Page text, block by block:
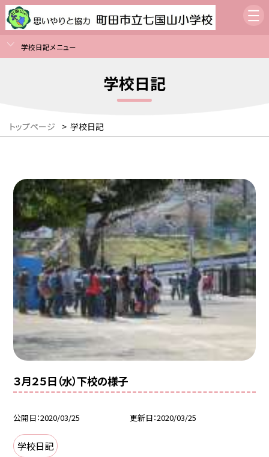
学校日記メニュー
学校日記
トップページ > 学校日記
３月２５日（水）下校の様子
公開日 2020/03/25 更新日 2020/03/25
学校日記